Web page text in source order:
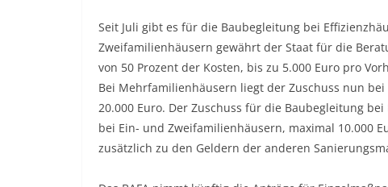
Seit Juli gibt es für die Baubegleitung bei
Zweifamilienhäusern gewährt der Staat für die
von 50 Prozent der Kosten, bis zu 5.000 Euro pro
Bei Mehrfamilienhäusern liegt der Zuschuss nun
20.000 Euro. Der Zuschuss für die Baubegleitung
bei Ein- und Zweifamilienhäusern, maximal 10.000
zusätzlich zu den Geldern der anderen